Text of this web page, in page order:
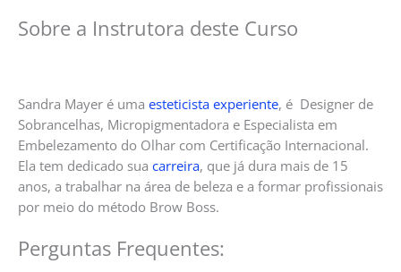
Sobre a Instrutora deste Curso
Sandra Mayer é uma esteticista experiente, é Designer de
Sobrancelhas, Micropigmentadora e Especialista em
Embelezamento do Olhar com Certificação Internacional.
Ela tem dedicado sua carreira, que já dura mais de 15
anos, a trabalhar na área de beleza e a formar profissionais
por meio do método Brow Boss.
Perguntas Frequentes: